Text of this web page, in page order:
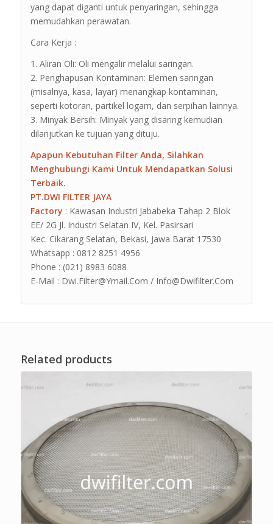
yang dapat diganti untuk penyaringan, sehingga
memudahkan perawatan.
Cara Kerja :
1. Aliran Oli: Oli mengalir melalui saringan.
2. Penghapusan Kontaminan: Elemen saringan
(misalnya, kasa, layar) menangkap kontaminan,
seperti kotoran, partikel logam, dan serpihan lainnya.
3. Minyak Bersih: Minyak yang disaring kemudian
dilanjutkan ke tujuan yang dituju.
Apapun Kebutuhan Filter Anda, Silahkan
Menghubungi Kami Untuk Mendapatkan Solusi
Terbaik.
PT.DWI FILTER JAYA
Factory : Kawasan Industri Jababeka Tahap 2 Blok
EE/ 2G Jl. Industri Selatan IV, Kel. Pasirsari
Kec. Cikarang Selatan, Bekasi, Jawa Barat 17530
Whatsapp : 0812 8251 4956
Phone : (021) 8983 6088
E-Mail : Dwi.Filter@Ymail.Com / Info@Dwifilter.Com
Related products